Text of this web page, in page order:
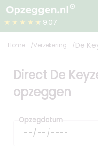
★★★★★ 9.07
Home Verzekering De
Direct De
opzeggen
Opzegdatum